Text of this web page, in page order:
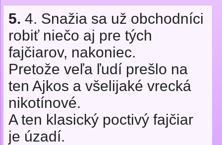
5. 4. Snažia sa už obchodníci
robiť niečo aj pre tých
fajčiarov, nakoniec.
Pretože veľa ľudí prešlo na
ten Ajkos a všelijaké vrecká
nikotínové.
A ten klasický poctivý fajčiar
je úzadí.